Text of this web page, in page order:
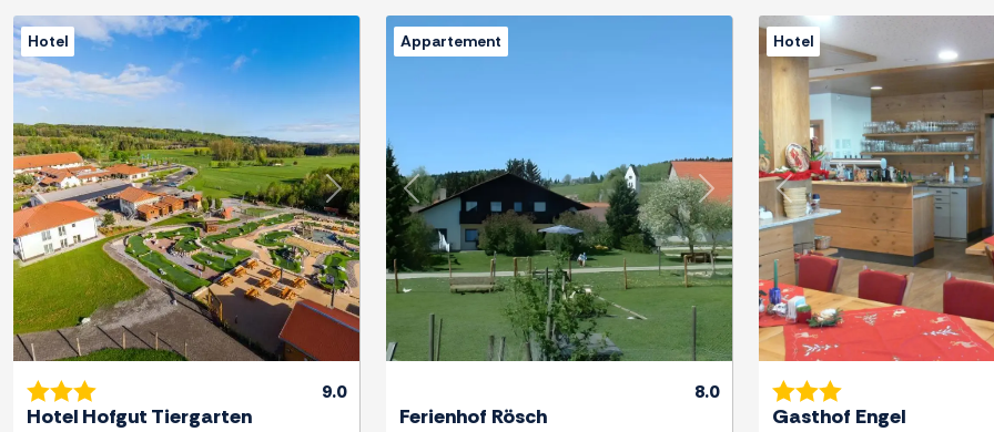
Previous Next
Hotel
9.0
Hotel Hofgut Tiergarten
Previous Next
Appartement
8.0
Ferienhof Rösch
Previous
Hotel
Gasthof Engel